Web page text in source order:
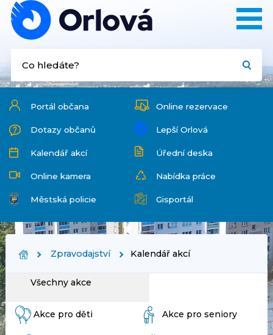
Portál občana Online rezervace
Dotazy občanů Lepší Orlová
Kalendář akcí Úřední deska
Online kamera Nabídka práce
Městská policie Gisportál
Zpravodajství Kalendář akcí
Všechny akce
Akce pro děti Akce pro seniory